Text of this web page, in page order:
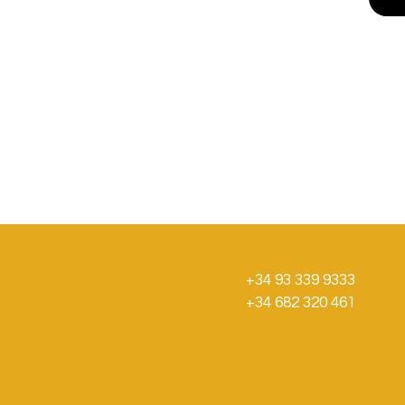
+34 93 339 9333
+34 682 320 461